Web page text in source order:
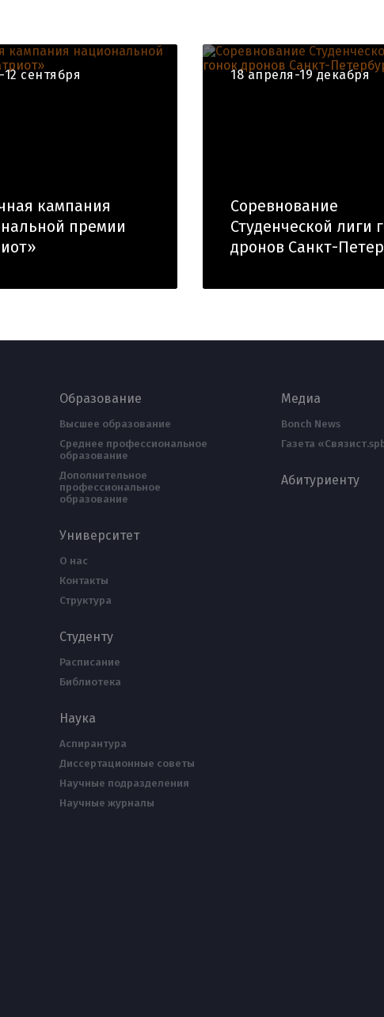
сентября
кампания
премии
18 апреля-19 декабря
Соревнование
Студенческой лиги
дронов Санкт-
Образование
Высшее образование
Среднее профессиональное
образование
Дополнительное
профессиональное
образование
Университет
О нас
Контакты
Структура
Студенту
Расписание
Библиотека
Наука
Аспирантура
Диссертационные советы
Научные подразделения
Научные журналы
Медиа
Bonch News
Газета
Абитуриенту